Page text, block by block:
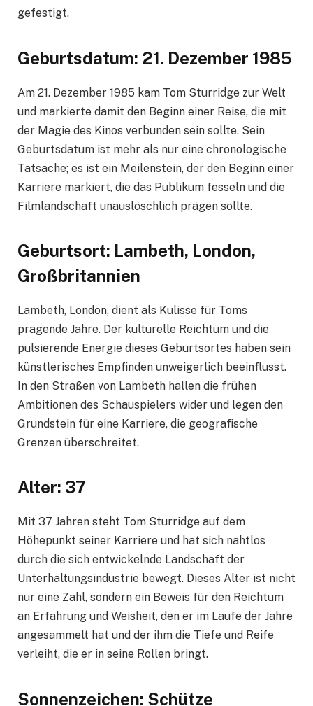
gefestigt.
Geburtsdatum: 21. Dezember 1985
Am 21. Dezember 1985 kam Tom Sturridge zur Welt
und markierte damit den Beginn einer Reise, die mit
der Magie des Kinos verbunden sein sollte. Sein
Geburtsdatum ist mehr als nur eine chronologische
Tatsache; es ist ein Meilenstein, der den Beginn einer
Karriere markiert, die das Publikum fesseln und die
Filmlandschaft unauslöschlich prägen sollte.
Geburtsort: Lambeth, London,
Großbritannien
Lambeth, London, dient als Kulisse für Toms
prägende Jahre. Der kulturelle Reichtum und die
pulsierende Energie dieses Geburtsortes haben sein
künstlerisches Empfinden unweigerlich beeinflusst.
In den Straßen von Lambeth hallen die frühen
Ambitionen des Schauspielers wider und legen den
Grundstein für eine Karriere, die geografische
Grenzen überschreitet.
Alter: 37
Mit 37 Jahren steht Tom Sturridge auf dem
Höhepunkt seiner Karriere und hat sich nahtlos
durch die sich entwickelnde Landschaft der
Unterhaltungsindustrie bewegt. Dieses Alter ist nicht
nur eine Zahl, sondern ein Beweis für den Reichtum
an Erfahrung und Weisheit, den er im Laufe der Jahre
angesammelt hat und der ihm die Tiefe und Reife
verleiht, die er in seine Rollen bringt.
Sonnenzeichen: Schütze